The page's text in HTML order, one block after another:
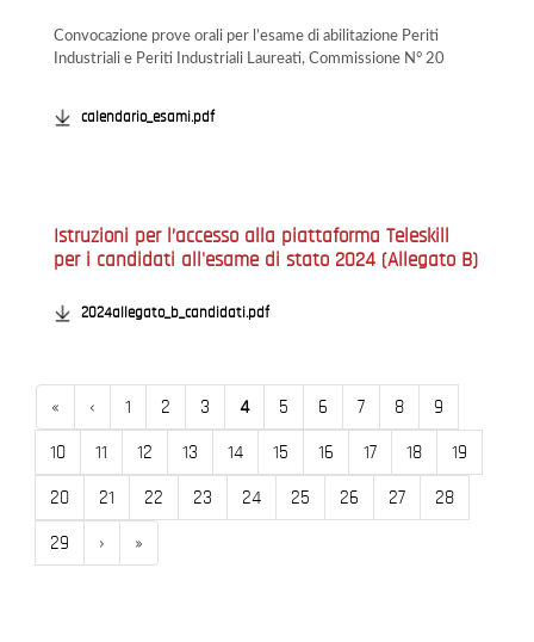
Convocazione prove orali per l’esame di abilitazione Periti
Industriali e Periti Industriali Laureati, Commissione N° 20
calendario_esami.pdf
Istruzioni per l’accesso alla piattaforma Teleskill
per i candidati all'esame di stato 2024 (Allegato B)
2024allegato_b_candidati.pdf
« Inizio‹ Precedente
1 2 3 4 5 6 7 8 9
10 11 12 13 14 15 16 17 18 19
20 21 22 23 24 25 26 27 28
29 › Successivo
»